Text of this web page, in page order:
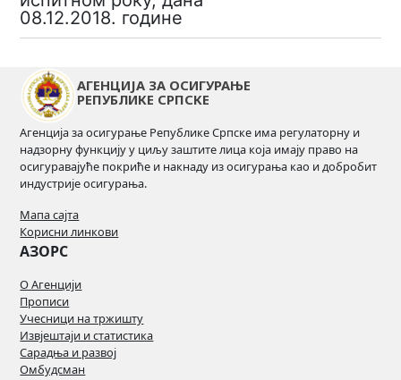
08.12.2018. године
АГЕНЦИЈА ЗА ОСИГУРАЊЕ
РЕПУБЛИКЕ СРПСКЕ
Агенција за осигурање Републике Српске има регулаторну и
надзорну функцију у циљу заштите лица која имају право на
осигуравајуће покриће и накнаду из осигурања као и добробит
индустрије осигурања.
Мапа сајта
Корисни линкови
АЗОРС
О Агенцији
Прописи
Учесници на тржишту
Извјештаји и статистика
Сарадња и развој
Омбудсман